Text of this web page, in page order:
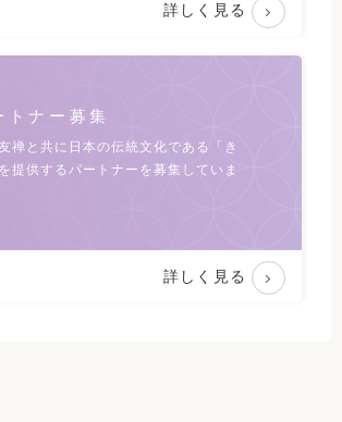
詳しく見る
トナー募集
禅と共に日本の伝統文化である
「き
提供するパートナーを募集していま
詳しく見る